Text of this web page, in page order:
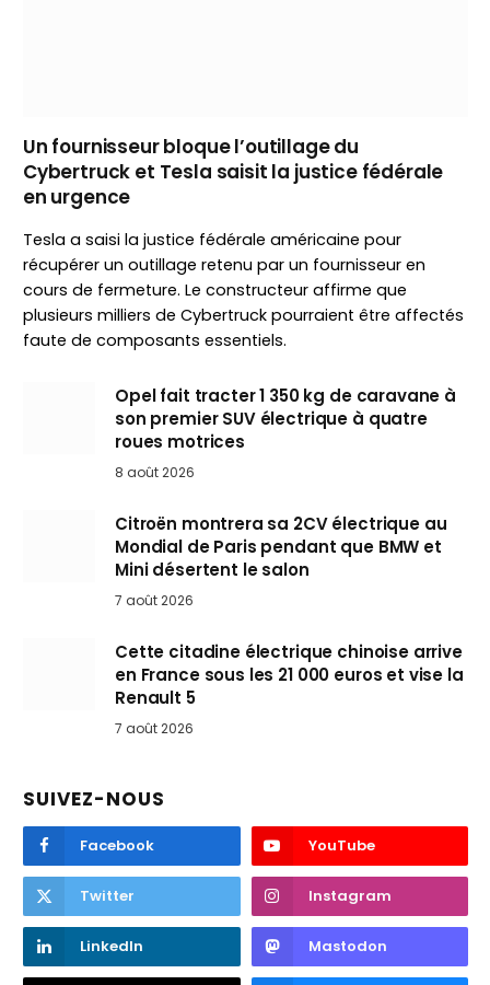
Un fournisseur bloque l’outillage du
Cybertruck et Tesla saisit la justice fédérale
en urgence
Tesla a saisi la justice fédérale américaine pour
récupérer un outillage retenu par un fournisseur en
cours de fermeture. Le constructeur affirme que
plusieurs milliers de Cybertruck pourraient être affectés
faute de composants essentiels.
Opel fait tracter 1 350 kg de caravane à
son premier SUV électrique à quatre
roues motrices
8 août 2026
Citroën montrera sa 2CV électrique au
Mondial de Paris pendant que BMW et
Mini désertent le salon
7 août 2026
Cette citadine électrique chinoise arrive
en France sous les 21 000 euros et vise la
Renault 5
7 août 2026
SUIVEZ-NOUS
Facebook YouTube
Twitter Instagram
LinkedIn Mastodon